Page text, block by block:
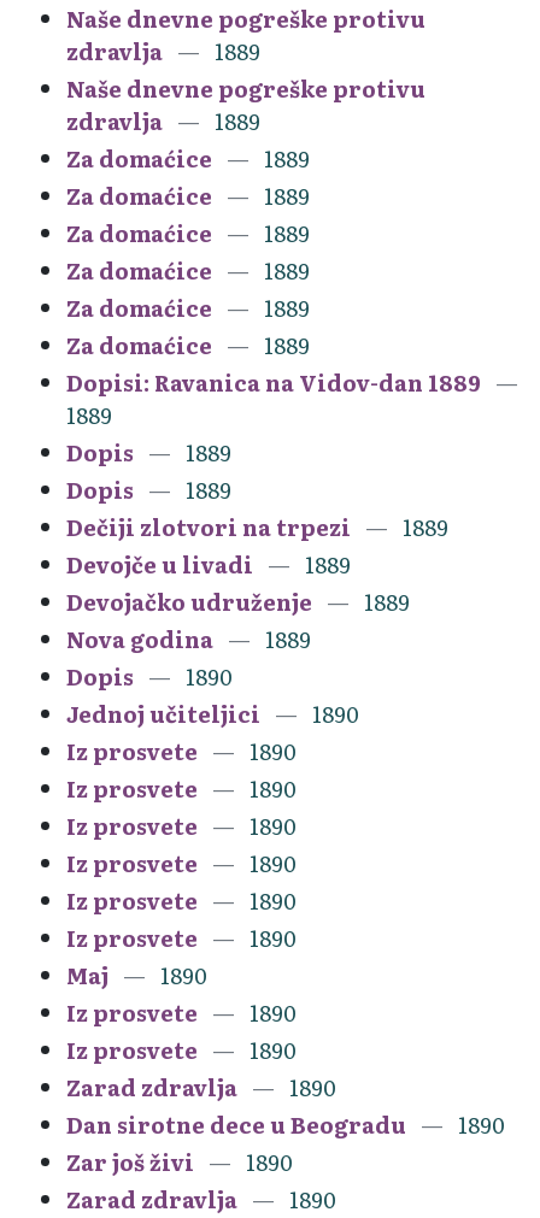
Naše dnevne pogreške protivu
zdravlja
1889
Naše dnevne pogreške protivu
zdravlja
1889
Za domaćice
1889
Za domaćice
1889
Za domaćice
1889
Za domaćice
1889
Za domaćice
1889
Za domaćice
1889
Dopisi: Ravanica na Vidov-dan 1889
1889
Dopis
1889
Dopis
1889
Dečiji zlotvori na trpezi
1889
Devojče u livadi
1889
Devojačko udruženje
1889
Nova godina
1889
Dopis
1890
Jednoj učiteljici
1890
Iz prosvete
1890
Iz prosvete
1890
Iz prosvete
1890
Iz prosvete
1890
Iz prosvete
1890
Iz prosvete
1890
Maj
1890
Iz prosvete
1890
Iz prosvete
1890
Zarad zdravlja
1890
Dan sirotne dece u Beogradu
1890
Zar još živi
1890
Zarad zdravlja
1890